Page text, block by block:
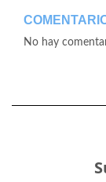
No hay